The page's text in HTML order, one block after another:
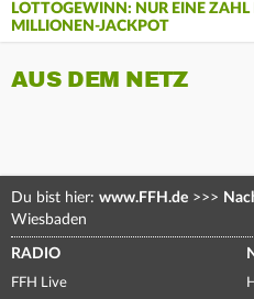
LOTTOGEWINN: NUR EINE ZAHL
MILLIONEN-JACKPOT
AUS DEM NETZ
Du bist hier: www.FFH.de >>>
Wiesbaden
RADIO
FFH Live